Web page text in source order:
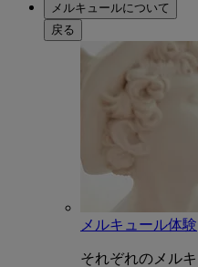
メルキュールについて
戻る
メルキュール体験
それぞれのメル